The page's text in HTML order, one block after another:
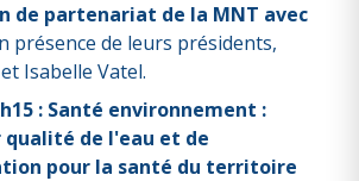
de partenariat de la MNT avec
présence de leurs présidents,
Isabelle Vatel.
: Santé environnement :
qualité de l'eau et de
pour la santé du territoire